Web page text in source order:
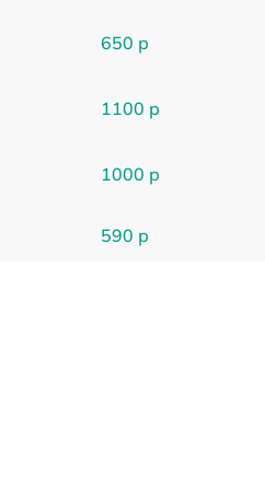
650 р
1100 р
1000 р
590 р